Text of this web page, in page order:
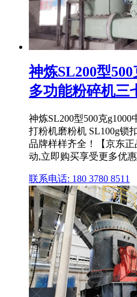
神炼SL200型
多功能粉碎机三
神炼SL200型500克
打粉机磨粉机 SL100g锁
品牌样样齐全！【京东
动,立即购买享受更多优惠
联系电话: 180 3780 8511